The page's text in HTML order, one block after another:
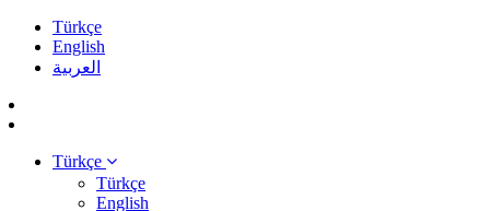
Türkçe
English
العربية
Türkçe
Türkçe
English